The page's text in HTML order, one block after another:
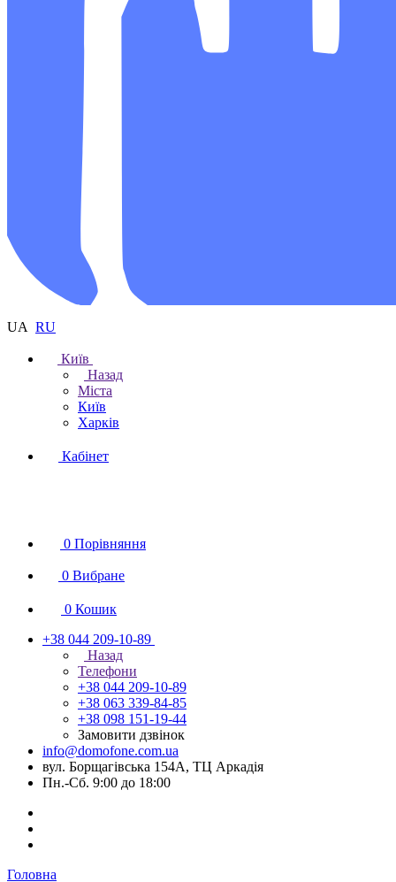
UA RU
Київ
Назад
Міста
Київ
Харків
Кабінет
0 Порівняння
0 Вибране
0 Кошик
+38 044 209-10-89
Назад
Телефони
+38 044 209-10-89
+38 063 339-84-85
+38 098 151-19-44
Замовити дзвінок
info@domofone.com.ua
вул. Борщагівська 154А, ТЦ Аркадія
Пн.-Сб. 9:00 до 18:00
Головна